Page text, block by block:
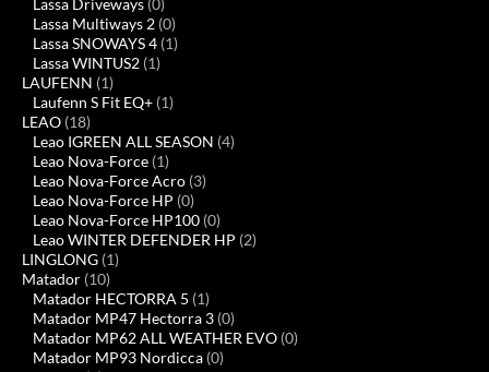
Lassa Driveways (0)
Lassa Multiways 2 (0)
Lassa SNOWAYS 4 (1)
Lassa WINTUS2 (1)
LAUFENN (1)
Laufenn S Fit EQ+ (1)
LEAO (18)
Leao IGREEN ALL SEASON (4)
Leao Nova-Force (1)
Leao Nova-Force Acro (3)
Leao Nova-Force HP (0)
Leao Nova-Force HP100 (0)
Leao WINTER DEFENDER HP (2)
LINGLONG (1)
Matador (10)
Matador HECTORRA 5 (1)
Matador MP47 Hectorra 3 (0)
Matador MP62 ALL WEATHER EVO (0)
Matador MP93 Nordicca (0)